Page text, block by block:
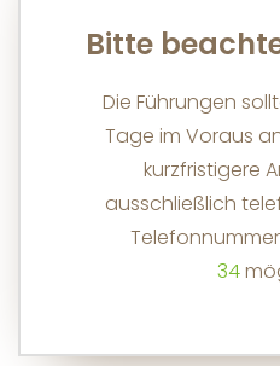
Bitte
Die Führungen
Tage im Voraus
kurzfristigere
ausschließlich
Telefonnummer
34